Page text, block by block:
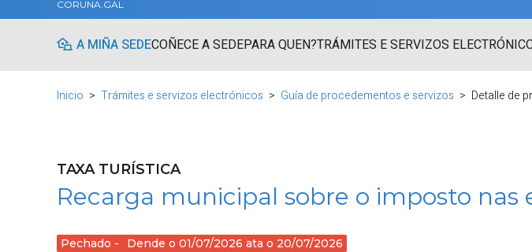
CORUNA.GAL
A MIÑA SEDECOÑECE A SEDEPARA QUEN?TRÁMITES E SERVIZOS
Inicio Trámites e servizos electrónicos Guía de procedementos e servizos Detalle de
TAXA TURÍSTICA
Recarga municipal sobre o imposto nas
Pechado Dende o 01/07/2026 ata o 20/07/2026